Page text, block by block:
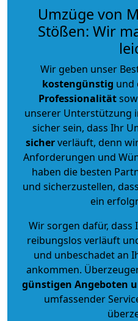
Umzüge von
Stößen: Wir
Wir geben unser
kostengünstig und
Professionalität
unserer Unterstützung
sicher sein, dass Ihr
sicherverläuft, denn
Anforderungen und
haben die besten
und sicherzustellen,
ein
Wir sorgen dafür, dass
reibungslos verläuft
und unbeschadet an
ankommen.
günstigen Angeboten
umfassender